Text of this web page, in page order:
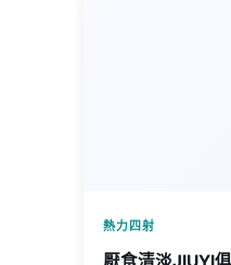
熱力四射
厭食清淡JIUYI